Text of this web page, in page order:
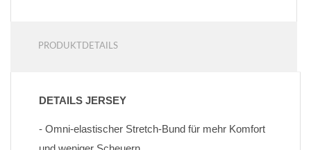
PRODUKTDETAILS
DETAILS JERSEY
- Omni-elastischer Stretch-Bund für mehr Komfort